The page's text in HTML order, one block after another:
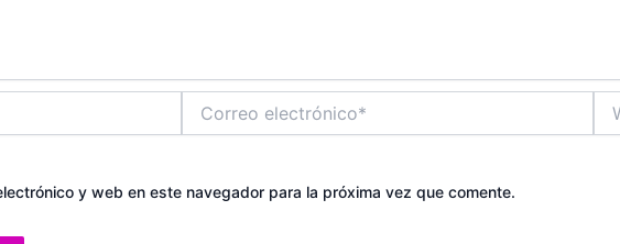
electrónico*
y web en este navegador para la próxima vez que comente.